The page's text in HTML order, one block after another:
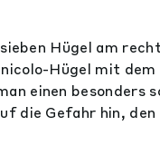
Hügel am
Hügel mit dem
einen besonders
die Gefahr hin, den